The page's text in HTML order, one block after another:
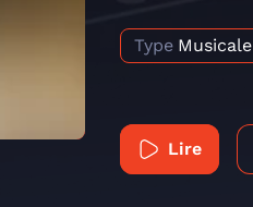
Type Musicale
Lire